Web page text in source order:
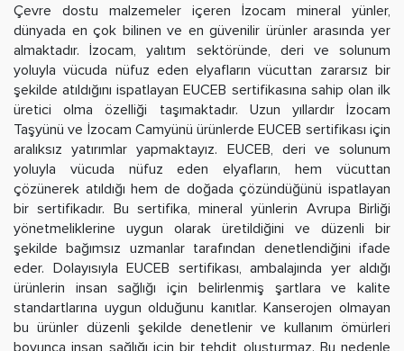
Çevre dostu malzemeler içeren İzocam mineral yünler,
dünyada en çok bilinen ve en güvenilir ürünler arasında yer
almaktadır. İzocam, yalıtım sektöründe, deri ve solunum
yoluyla vücuda nüfuz eden elyafların vücuttan zararsız bir
şekilde atıldığını ispatlayan EUCEB sertifikasına sahip olan ilk
üretici olma özelliği taşımaktadır. Uzun yıllardır İzocam
Taşyünü ve İzocam Camyünü ürünlerde EUCEB sertifikası için
aralıksız yatırımlar yapmaktayız. EUCEB, deri ve solunum
yoluyla vücuda nüfuz eden elyafların, hem vücuttan
çözünerek atıldığı hem de doğada çözündüğünü ispatlayan
bir sertifikadır. Bu sertifika, mineral yünlerin Avrupa Birliği
yönetmeliklerine uygun olarak üretildiğini ve düzenli bir
şekilde bağımsız uzmanlar tarafından denetlendiğini ifade
eder. Dolayısıyla EUCEB sertifikası, ambalajında yer aldığı
ürünlerin insan sağlığı için belirlenmiş şartlara ve kalite
standartlarına uygun olduğunu kanıtlar. Kanserojen olmayan
bu ürünler düzenli şekilde denetlenir ve kullanım ömürleri
boyunca insan sağlığı için bir tehdit oluşturmaz. Bu nedenle